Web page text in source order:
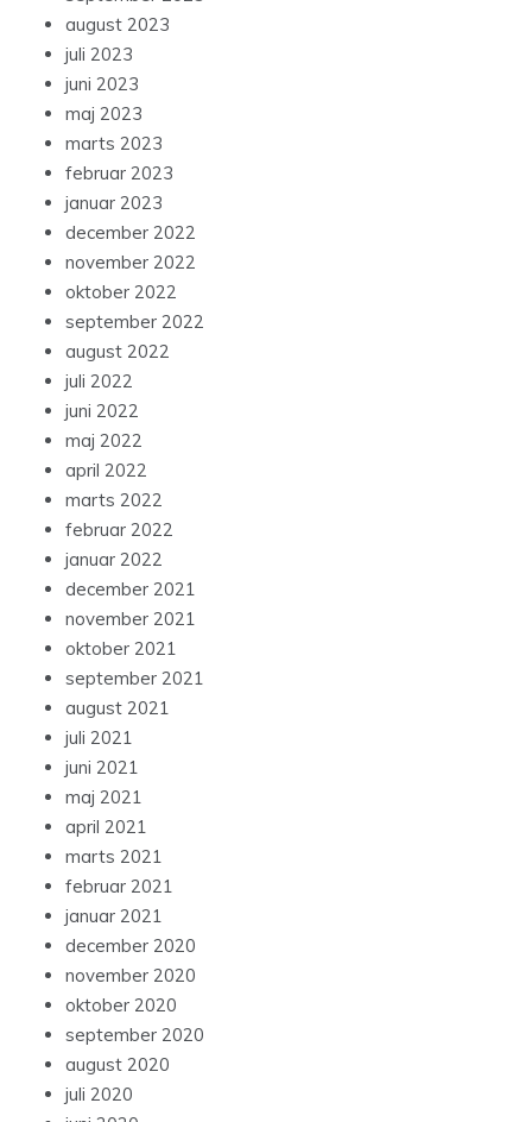
august 2023
juli 2023
juni 2023
maj 2023
marts 2023
februar 2023
januar 2023
december 2022
november 2022
oktober 2022
september 2022
august 2022
juli 2022
juni 2022
maj 2022
april 2022
marts 2022
februar 2022
januar 2022
december 2021
november 2021
oktober 2021
september 2021
august 2021
juli 2021
juni 2021
maj 2021
april 2021
marts 2021
februar 2021
januar 2021
december 2020
november 2020
oktober 2020
september 2020
august 2020
juli 2020